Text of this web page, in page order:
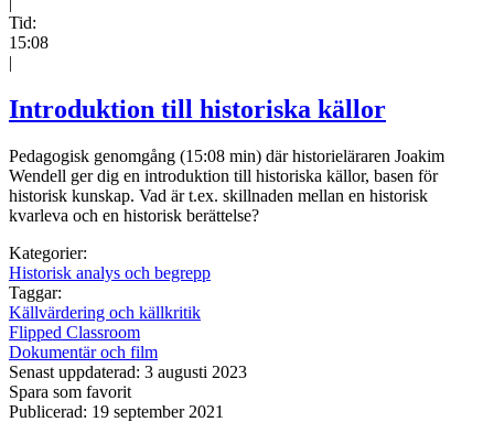
Tid:
15:08
|
Introduktion till historiska källor
Pedagogisk genomgång (15:08 min) där historieläraren Joakim
Wendell ger dig en introduktion till historiska källor, basen för
historisk kunskap. Vad är t.ex. skillnaden mellan en historisk
kvarleva och en historisk berättelse?
Kategorier:
Historisk analys och begrepp
Taggar:
Källvärdering och källkritik
Flipped Classroom
Dokumentär och film
Senast uppdaterad: 3 augusti 2023
Spara som favorit
Publicerad: 19 september 2021